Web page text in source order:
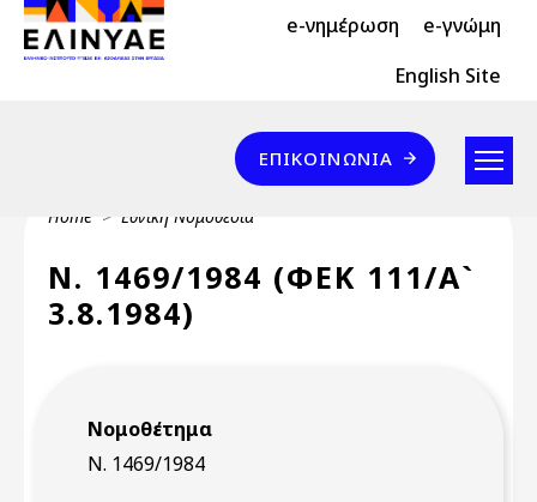
Skip to main content
Header Top 2 e-νημέρωση e-γνώμη
Header Top English Site
Επικοινωνία
ΕΠΙΚΟΙΝΩΝΊΑ
Breadcrumb
Home Εθνική Νομοθεσία
Ν. 1469/1984 (ΦΕΚ 111/Α`
3.8.1984)
Νομοθέτημα
Ν. 1469/1984